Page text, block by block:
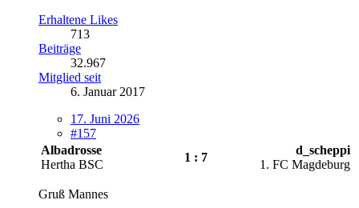
Erhaltene Likes
713
Beiträge
32.967
Mitglied seit
6. Januar 2017
17. Juni 2026
#157
Albadrosse
Hertha BSC
1 : 7
d_scheppi
1. FC Magdeburg
Gruß Mannes